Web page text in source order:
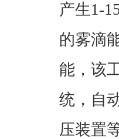
产生1-
的雾滴
能，该
统，自
压装置